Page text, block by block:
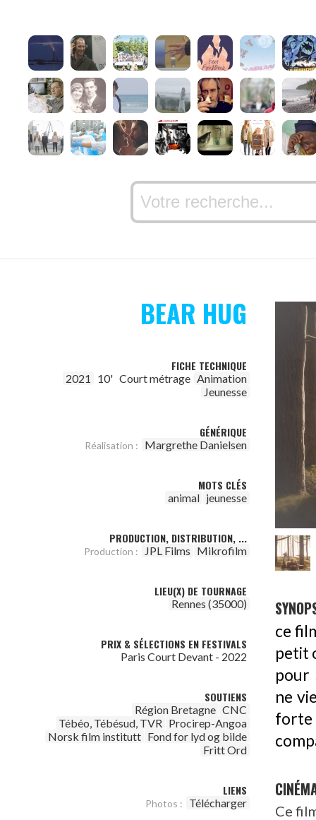
BEAR HUG
FICHE TECHNIQUE
2021 10' Court métrage Animation
Jeunesse
GÉNÉRIQUE
Réalisation : Margrethe Danielsen
MOTS CLÉS
animal jeunesse
PRODUCTION, DISTRIBUTION, ...
Production : JPL Films Mikrofilm
LIEU(X) DE TOURNAGE
Rennes (35000)
PRIX & SÉLECTIONS EN FESTIVALS
Paris Court Devant - 2022
SOUTIENS
Région Bretagne CNC
Tébéo, Tébésud, TVR Procirep-Angoa
Norsk film institutt Fond for lyd og bilde
Fritt Ord
LIENS
Photos : Télécharger
ce
petit
pour
ne
forte
Ce